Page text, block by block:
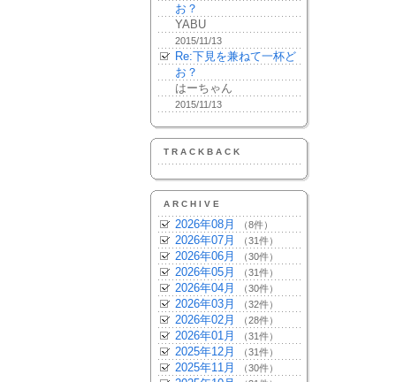
お？
YABU
2015/11/13
Re:下見を兼ねて一杯ど
お？
はーちゃん
2015/11/13
TRACKBACK
ARCHIVE
2026年08月 （8件）
2026年07月 （31件）
2026年06月 （30件）
2026年05月 （31件）
2026年04月 （30件）
2026年03月 （32件）
2026年02月 （28件）
2026年01月 （31件）
2025年12月 （31件）
2025年11月 （30件）